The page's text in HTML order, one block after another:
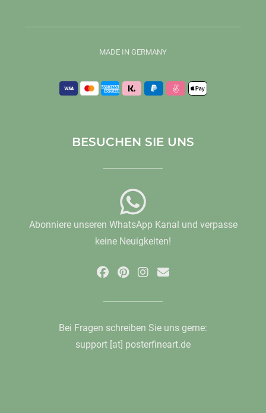
MADE IN GERMANY
BESUCHEN SIE UNS
Abonniere unseren WhatsApp Kanal und verpasse
keine Neuigkeiten!
Bei Fragen schreiben Sie uns gerne:
support [at] posterfineart.de